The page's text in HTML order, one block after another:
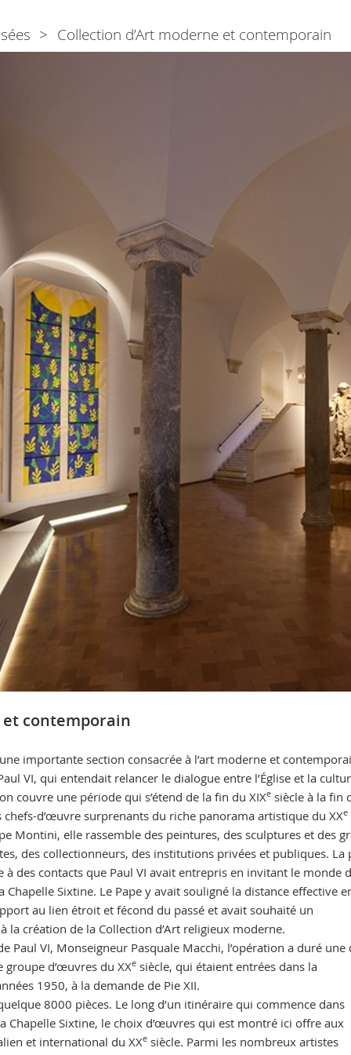
et contemporain
importante section consacrée à l’art moderne et
VI, qui entendait relancer le dialogue entre l’Église et la
couvre une période qui s’étend de la fin du XIXesiècle à la fin
chefs-d’œuvre surprenants du riche panorama artistique du XXe
Montini, elle rassemble des peintures, des sculptures et des
des collectionneurs, des institutions privées et publiques. La
des contacts que Paul VI avait entrepris en invitant le monde
Sixtine. Le Pape y avait souligné la distance effective
au lien étroit et fécond du passé et avait souhaité un
la création de la Collection d’Art religieux moderne.
Paul VI, Monseigneur Pasquale Macchi, l’opération a duré une
groupe d’œuvres du XXesiècle, qui étaient entrées dans la
1950, à la demande de Pie XII.
8000 pièces. Le long d’un itinéraire qui commence dans
Chapelle Sixtine, le choix d’œuvres qui est montré ici offre aux
et international du XXesiècle. Parmi les nombreux artistes
Collection d’Art moderne et contemporain